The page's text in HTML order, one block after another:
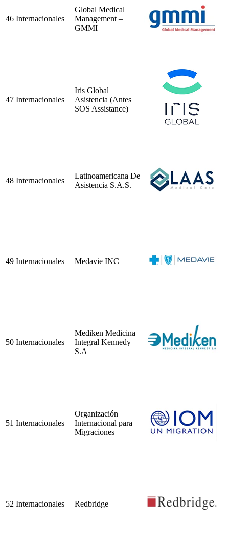
46 Internacionales
Global Medical
Management –
GMMI
47 Internacionales
Iris Global
Asistencia (Antes
SOS Assistance)
48 Internacionales
Latinoamericana De
Asistencia S.A.S.
49 Internacionales Medavie INC
50 Internacionales
Mediken Medicina
Integral Kennedy
S.A
51 Internacionales
Organización
Internacional para
Migraciones
52 Internacionales Redbridge